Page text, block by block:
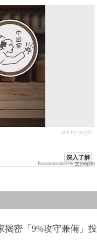
ads by popIn
深入了解
Recommended by
揭密「9%攻守兼備」投